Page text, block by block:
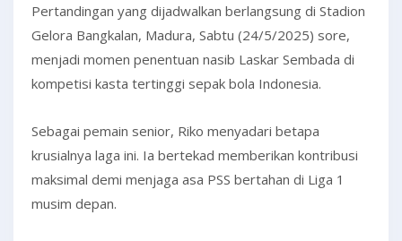
Pertandingan yang dijadwalkan berlangsung di Stadion
Gelora Bangkalan, Madura, Sabtu (24/5/2025) sore,
menjadi momen penentuan nasib Laskar Sembada di
kompetisi kasta tertinggi sepak bola Indonesia.
Sebagai pemain senior, Riko menyadari betapa
krusialnya laga ini. Ia bertekad memberikan kontribusi
maksimal demi menjaga asa PSS bertahan di Liga 1
musim depan.